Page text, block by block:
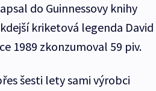
do Guinnessovy knihy
kriketová legenda David
1989 zkonzumoval 59 piv.
šesti lety sami výrobci